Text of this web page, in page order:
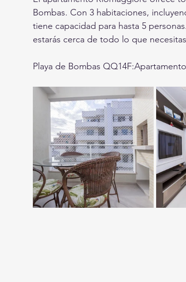
Bombas. Con 3 habitaciones,
tiene capacidad para hasta 5
estarás cerca de todo lo que
Playa de Bombas